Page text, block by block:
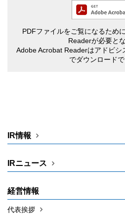
PDFファイルをご覧になるため
Readerが必要とな
Adobe Acrobat Readerはアドビシ
でダウンロードで
IR情報
IRニュース
経営情報
代表挨拶